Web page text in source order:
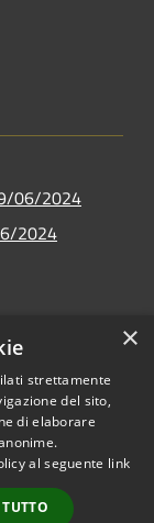
06/2024
2024
© 2026 • Città di
• Powered by
•
Accesso
×
strettamente
del sito,
di elaborare
al seguente link